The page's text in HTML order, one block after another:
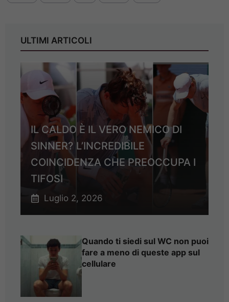
ULTIMI ARTICOLI
IL CALDO È IL VERO NEMICO DI
SINNER? L’INCREDIBILE
COINCIDENZA CHE PREOCCUPA I
TIFOSI
Luglio 2, 2026
Quando ti siedi sul WC non puoi
fare a meno di queste app sul
cellulare